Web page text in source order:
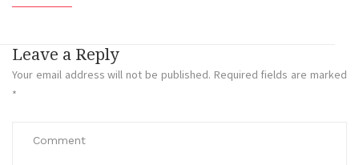
Leave a Reply
Your email address will not be published. Required fields are marked
*